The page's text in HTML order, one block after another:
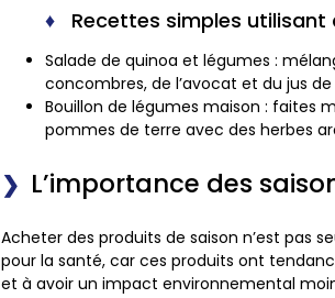
Recettes simples
Salade de quinoa et légumes :
concombres, de l’avocat et du jus
Bouillon de légumes maison : faites
pommes de terre avec des herbes
L’importance des
Acheter des produits de saison n’est pas
pour la santé, car ces produits ont
et à avoir un impact environnemental